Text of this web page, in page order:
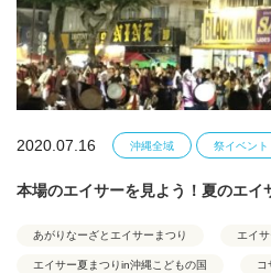
2020.07.16 沖縄全域 祭イベント
本場のエイサーを見よう！夏のエイ
あがりなーざとエイサーまつり エイサ
エイサー夏まつりin沖縄こどもの国 コ